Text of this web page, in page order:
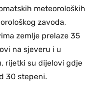
meteoroloških
zavoda,
zemlje prelaze 35
na sjeveru i u
rijetki su dijelovi gdje
30 stepeni.